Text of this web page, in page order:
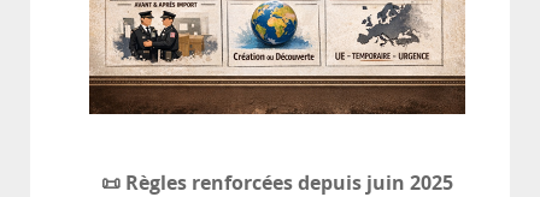
📜 Règles renforcées depuis juin 2025